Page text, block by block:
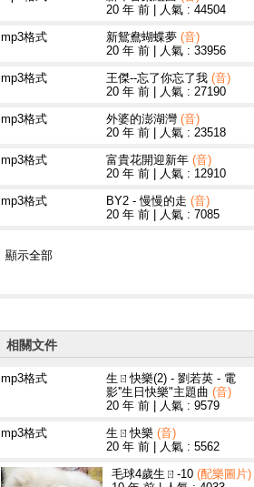
20 年 前
人氣 : 44504
mp3格式
新鴛鴦蝴蝶夢 (音)
20 年 前
人氣 : 33956
mp3格式
王傑--忘了你忘了我 (音)
20 年 前
人氣 : 27190
mp3格式
外婆的澎湖灣 (音)
20 年 前
人氣 : 23518
mp3格式
富貴花開迎新年 (音)
20 年 前
人氣 : 12910
mp3格式
BY2 - 慢慢的走 (音)
20 年 前
人氣 : 7085
顯示全部
相關文件
mp3格式
生ㄖ快樂(2) - 劉若英 - 電
影''生日快樂"主題曲 (音)
20 年 前
人氣 : 9579
mp3格式
生ㄖ快樂 (音)
20 年 前
人氣 : 5562
毛球4歲生ㄖ-10 (配樂圖片)